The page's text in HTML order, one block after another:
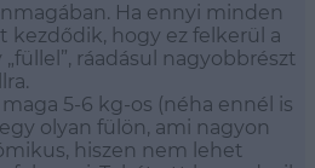
Ha ennyi minden
kezdődik, hogy ez felkerül a
ráadásul nagyobbrészt
5-6 kg-os (néha ennél is
olyan fülön, ami nagyon
hiszen nem lehet